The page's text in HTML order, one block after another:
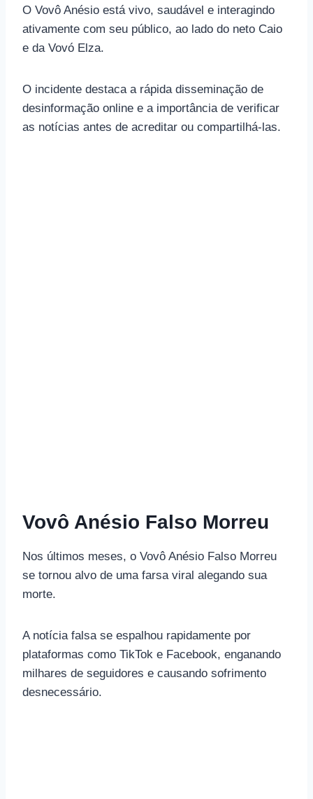
O Vovô Anésio está vivo, saudável e interagindo
ativamente com seu público, ao lado do neto Caio
e da Vovó Elza.
O incidente destaca a rápida disseminação de
desinformação online e a importância de verificar
as notícias antes de acreditar ou compartilhá-las.
Vovô Anésio Falso Morreu
Nos últimos meses, o Vovô Anésio Falso Morreu
se tornou alvo de uma farsa viral alegando sua
morte.
A notícia falsa se espalhou rapidamente por
plataformas como TikTok e Facebook, enganando
milhares de seguidores e causando sofrimento
desnecessário.